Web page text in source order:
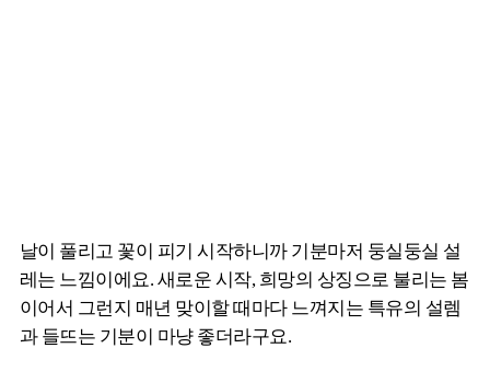
날이 풀리고 꽃이 피기 시작하니까 기분마저 둥실둥실 설
레는 느낌이에요. 새로운 시작, 희망의 상징으로 불리는 봄
이어서 그런지 매년 맞이할 때마다 느껴지는 특유의 설렘
과 들뜨는 기분이 마냥 좋더라구요.